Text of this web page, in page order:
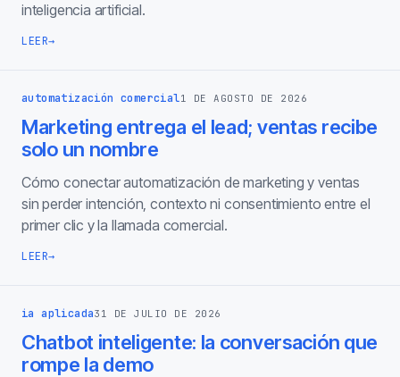
inteligencia artificial.
LEER→
automatización comercial1 DE AGOSTO DE 2026
Marketing entrega el lead; ventas recibe
solo un nombre
Cómo conectar automatización de marketing y ventas
sin perder intención, contexto ni consentimiento entre el
primer clic y la llamada comercial.
LEER→
ia aplicada31 DE JULIO DE 2026
Chatbot inteligente: la conversación que
rompe la demo